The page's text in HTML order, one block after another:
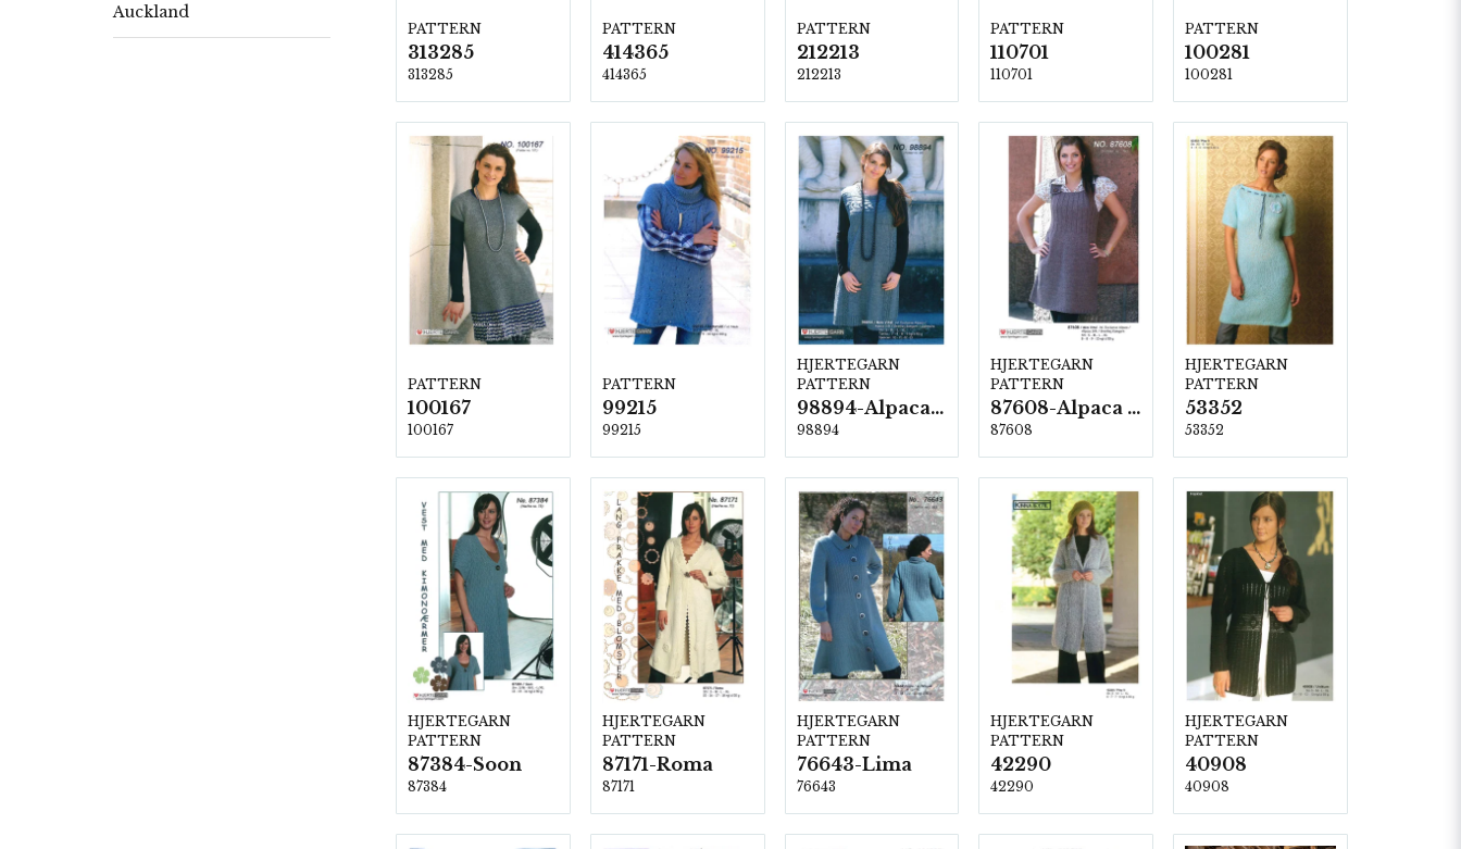
Auckland
PATTERN
313285
313285
PATTERN
414365
414365
PATTERN
212213
212213
PATTERN
110701
110701
PATTERN
100281
100281
PATTERN
100167
100167
PATTERN
99215
99215
HJERTEGARN
PATTERN
98894-Alpaca silk
98894
HJERTEGARN
PATTERN
87608-Alpaca Silk
87608
HJERTEGARN
PATTERN
53352
53352
HJERTEGARN
PATTERN
87384-Soon
87384
HJERTEGARN
PATTERN
87171-Roma
87171
HJERTEGARN
PATTERN
76643-Lima
76643
HJERTEGARN
PATTERN
42290
42290
HJERTEGARN
PATTERN
40908
40908